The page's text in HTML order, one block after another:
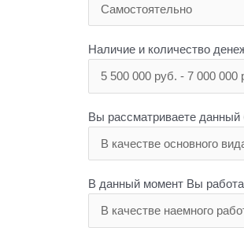
Наличие и количество
Вы рассматриваете данный
В данный момент Вы